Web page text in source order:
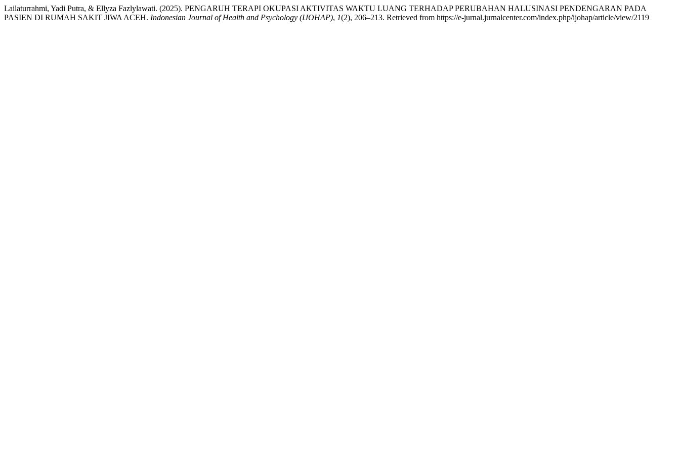
Lailaturrahmi, Yadi Putra, & Ellyza Fazlylawati. (2025). PENGARUH TERAPI OKUPASI AKTIVITAS WAKTU LUANG TERHADAP PERUBAHAN HALUSINASI PENDENGARAN PADA
PASIEN DI RUMAH SAKIT JIWA ACEH. Indonesian Journal of Health and Psychology (IJOHAP), 1(2), 206–213. Retrieved from https://e-jurnal.jurnalcenter.com/index.php/ijohap/article/view/2119